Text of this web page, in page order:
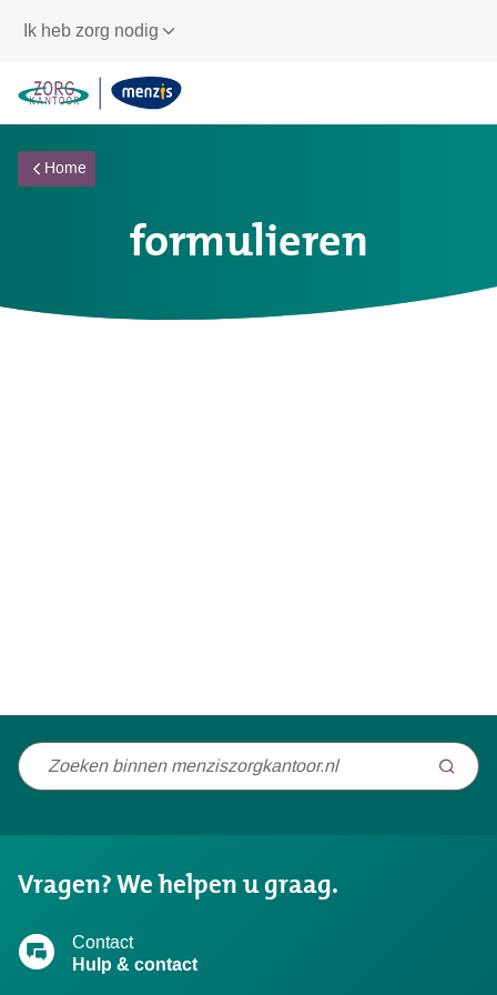
voor
navigatie
Ik heb zorg nodig
Home
formulieren
Niet
wat
zocht?
Vragen? We helpen u graag.
Contact
Hulp & contact